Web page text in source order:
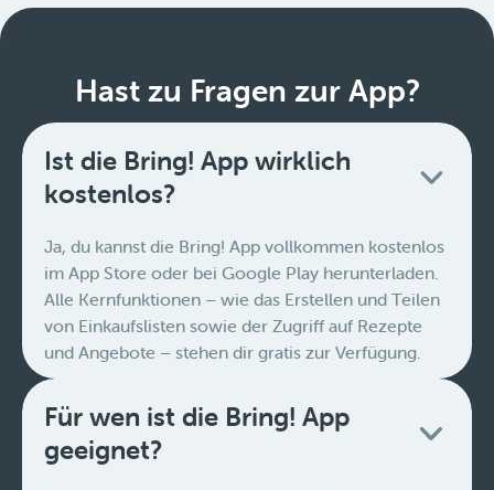
Hast zu Fragen zur App?
Ist die Bring! App wirklich
kostenlos?
Ja, du kannst die Bring! App vollkommen kostenlos
im App Store oder bei Google Play herunterladen.
Alle Kernfunktionen – wie das Erstellen und Teilen
von Einkaufslisten sowie der Zugriff auf Rezepte
und Angebote – stehen dir gratis zur Verfügung.
Für wen ist die Bring! App
geeignet?